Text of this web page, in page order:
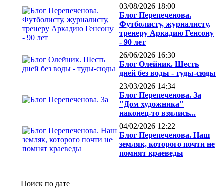
03/08/2026 18:00
Блог Перепеченова.
Футболисту, журналисту,
тренеру Аркадию Генсону
- 90 лет
26/06/2026 16:30
Блог Олейник. Шесть
дней без воды - туды-сюды
23/03/2026 14:34
Блог Перепеченова. За
"Дом художника"
наконец-то взялись...
04/02/2026 12:22
Блог Перепеченова. Наш
земляк, которого почти не
помнят краеведы
Поиск по дате